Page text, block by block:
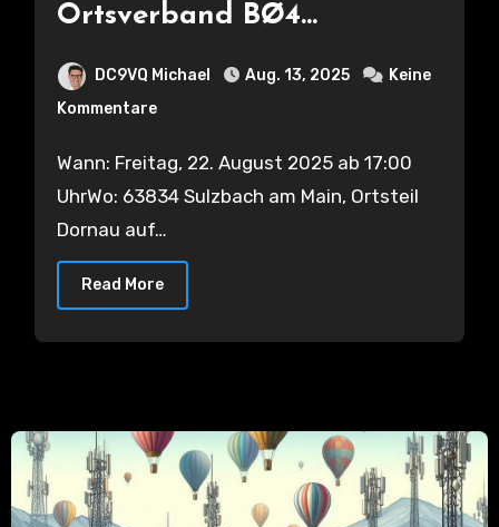
Ortsverband BØ4
DC9VQ Michael Aug. 13, 2025
Keine
Kommentare
Wann: Freitag, 22. August 2025 ab 17:00
UhrWo: 63834 Sulzbach am Main, Ortsteil
Dornau auf…
Read More